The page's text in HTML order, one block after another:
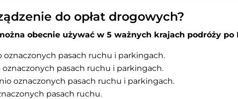
do opłat drogowych?
obecnie używać w 5 ważnych krajach podróży po
pasach ruchu i parkingach.
pasach ruchu i parkingach.
oznaczonych pasach ruchu i parkingach.
pasach ruchu.